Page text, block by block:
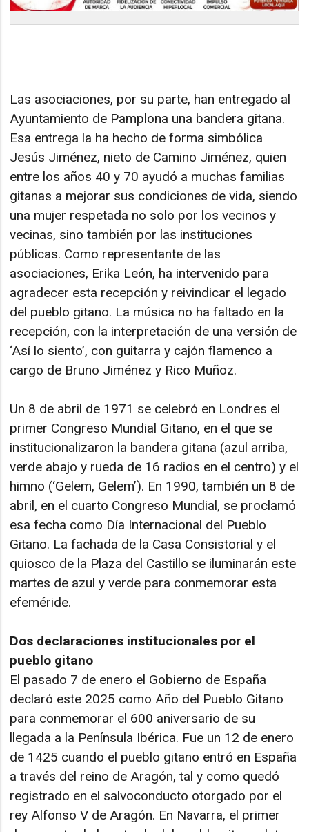
Las asociaciones, por su parte, han entregado al
Ayuntamiento de Pamplona una bandera gitana.
Esa entrega la ha hecho de forma simbólica
Jesús Jiménez, nieto de Camino Jiménez, quien
entre los años 40 y 70 ayudó a muchas familias
gitanas a mejorar sus condiciones de vida, siendo
una mujer respetada no solo por los vecinos y
vecinas, sino también por las instituciones
públicas. Como representante de las
asociaciones, Erika León, ha intervenido para
agradecer esta recepción y reivindicar el legado
del pueblo gitano. La música no ha faltado en la
recepción, con la interpretación de una versión de
‘Así lo siento’, con guitarra y cajón flamenco a
cargo de Bruno Jiménez y Rico Muñoz.
Un 8 de abril de 1971 se celebró en Londres el
primer Congreso Mundial Gitano, en el que se
institucionalizaron la bandera gitana (azul arriba,
verde abajo y rueda de 16 radios en el centro) y el
himno (‘Gelem, Gelem’). En 1990, también un 8 de
abril, en el cuarto Congreso Mundial, se proclamó
esa fecha como Día Internacional del Pueblo
Gitano. La fachada de la Casa Consistorial y el
quiosco de la Plaza del Castillo se iluminarán este
martes de azul y verde para conmemorar esta
efeméride.
Dos declaraciones institucionales por el
pueblo gitano
El pasado 7 de enero el Gobierno de España
declaró este 2025 como Año del Pueblo Gitano
para conmemorar el 600 aniversario de su
llegada a la Península Ibérica. Fue un 12 de enero
de 1425 cuando el pueblo gitano entró en España
a través del reino de Aragón, tal y como quedó
registrado en el salvoconducto otorgado por el
rey Alfonso V de Aragón. En Navarra, el primer